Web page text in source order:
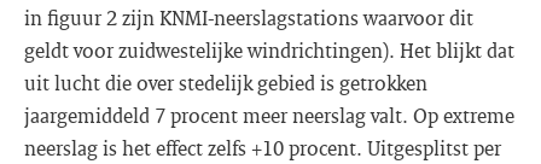
in figuur 2 zijn KNMI-neerslagstations waarvoor dit
geldt voor zuidwestelijke windrichtingen). Het blijkt dat
uit lucht die over stedelijk gebied is getrokken
jaargemiddeld 7 procent meer neerslag valt. Op extreme
neerslag is het effect zelfs +10 procent. Uitgesplitst per